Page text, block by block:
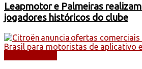
Leapmotor e Palmeiras
jogadores históricos do clube